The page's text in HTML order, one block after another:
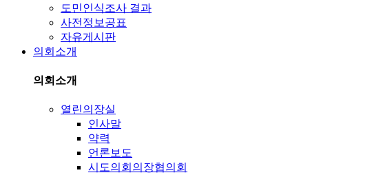
도민인식조사 결과
사전정보공표
자유게시판
의회소개
의회소개
열린의장실
인사말
약력
언론보도
시도의회의장협의회